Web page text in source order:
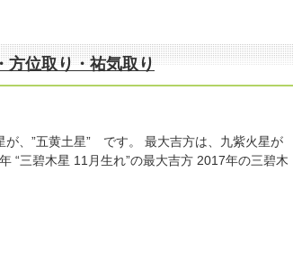
方位取り・祐気取り
が、”五黄土星” です。 最大吉方は、九紫火星が
“三碧木星 11月生れ”の最大吉方 2017年の三碧木